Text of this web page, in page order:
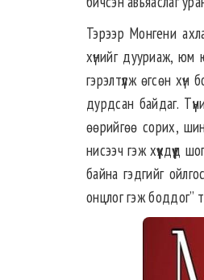
Тэрээр Монгени
хүнийг дууриаж, юм
гэрэлтүүлж өгсөн
дурдсан байдаг.
өөрийгөө сорих,
нисээч гэж
байна гэдгийг
онцлог гэж боддог”